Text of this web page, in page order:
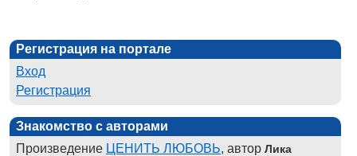
Регистрация на портале
Вход
Регистрация
Знакомство с авторами
Произведение ЦЕНИТЬ ЛЮБОВЬ, автор Лика